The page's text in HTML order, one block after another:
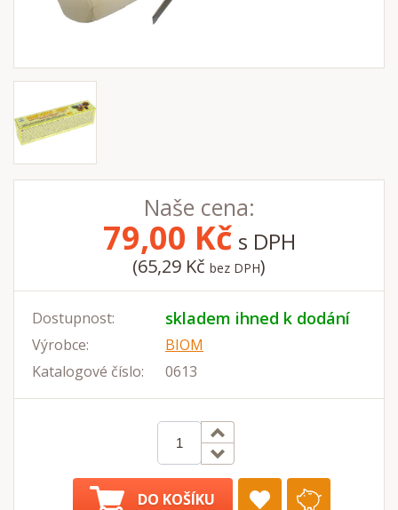
Naše cena:
79,00 Kč s DPH
(65,29 Kč bez DPH)
Dostupnost: skladem ihned k dodání
Výrobce:
BIOM
Katalogové číslo:
0613
DO KOŠÍKU